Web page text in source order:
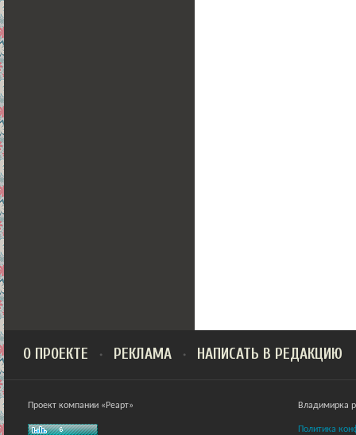
О ПРОЕКТЕ РЕКЛАМА НАПИСАТЬ В РЕДАКЦИЮ
Проект компании «Реарт» Владимирка
Политика